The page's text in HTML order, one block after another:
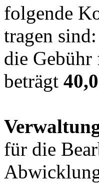
folgende
tragen sind:
die
beträgt
für die